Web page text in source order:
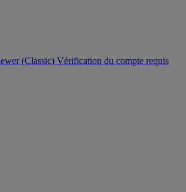
(Classic) Vérification du compte requis